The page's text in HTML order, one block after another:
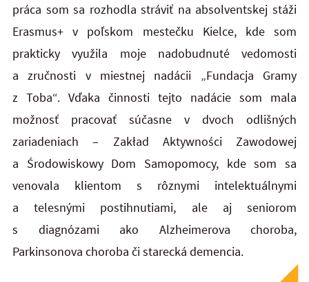
práca som sa rozhodla stráviť na absolventskej stáži
Erasmus+ v poľskom mestečku Kielce, kde som
prakticky využila moje nadobudnuté vedomosti
a zručnosti v miestnej nadácii „Fundacja Gramy
z Toba“. Vďaka činnosti tejto nadácie som mala
možnosť pracovať súčasne v dvoch odlišných
zariadeniach – Zakład Aktywności Zawodowej
a Środowiskowy Dom Samopomocy, kde som sa
venovala klientom s rôznymi intelektuálnymi
a telesnými postihnutiami, ale aj seniorom
s diagnózami ako Alzheimerova choroba,
Parkinsonova choroba či starecká demencia.